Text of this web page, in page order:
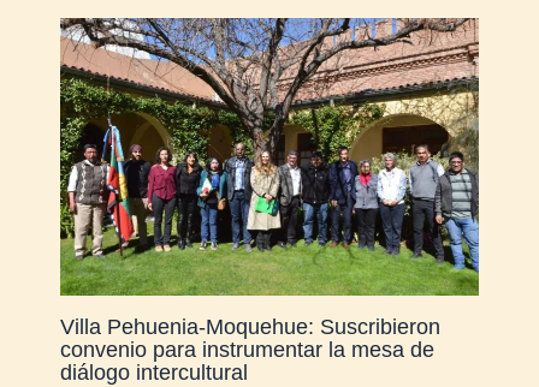
Villa Pehuenia-Moquehue: Suscribieron
convenio para instrumentar la mesa de
diálogo intercultural